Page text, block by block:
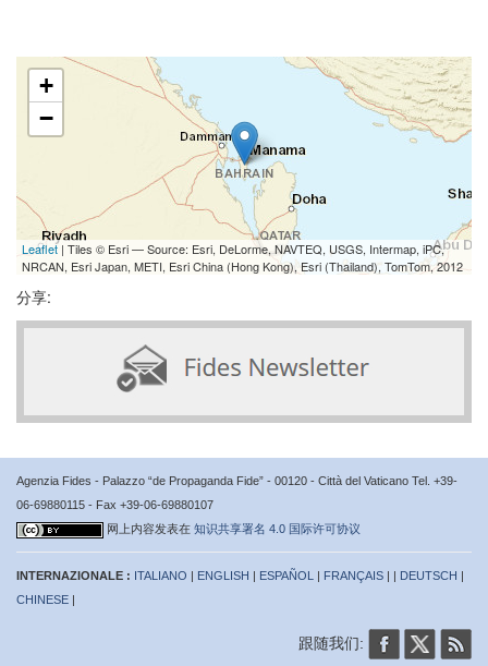
+
−
Leaflet| Tiles © Esri — Source: Esri, DeLorme, NAVTEQ, USGS, Intermap, iPC,
NRCAN, Esri Japan, METI, Esri China (Hong Kong), Esri (Thailand), TomTom, 2012
分享:
Agenzia Fides - Palazzo “de Propaganda Fide” - 00120 - Città del Vaticano Tel. +39-
06-69880115 - Fax +39-06-69880107
网上内容发表在 知识共享署名 4.0 国际许可协议
INTERNAZIONALE : ITALIANO | ENGLISH | ESPAÑOL | FRANÇAIS | | DEUTSCH |
CHINESE |
跟随我们: